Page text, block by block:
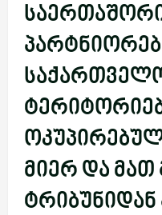
მიერ და
ტრიბუნიდან